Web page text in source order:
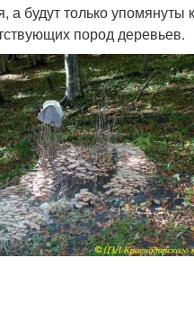
а будут только упомянуты
пород деревьев.